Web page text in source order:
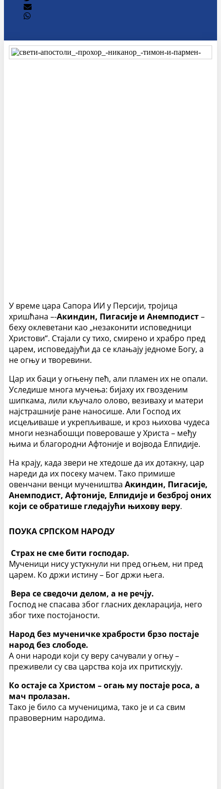
У време цара Сапора ИИ у Персији, тројица
хришћана –-Акиндин, Пигасије и Анемподист–
беху оклеветани као „незаконити исповедници
Христови“. Стајали су тихо, смирено и храбро пред
царем, исповедајући да се клањају једноме Богу, а
не огњу и творевини.
Цар их баци у огњену пећ, али пламен их не опали.
Уследише многа мучења: бијаху их гвозденим
шипкама, лили кључало олово, везиваху и матери
најстрашније ране наносише. Али Господ их
исцељиваше и укрепљиваше, и кроз њихова чудеса
многи незнабошци повероваше у Христа – међу
њима и благородни Афтоније и војвода Елпидије.
На крају, када звери не хтедоше да их дотакну, цар
нареди да их посеку мачем. Тако примише
овенчани венци мучеништва Акиндин, Пигасије,
Анемподист, Афтоније, Елпидије и безброј оних
који се обратише гледајући њихову веру.
ПОУКА СРПСКОМ НАРОДУ
Страх не сме бити господар.
Мученици нису устукнули ни пред огњем, ни пред
царем. Ко држи истину – Бог држи њега.
Вера се сведочи делом, а не речју.
Господ не спасава због гласних декларација, него
због тихе постојаности.
Народ без мученичке храбрости брзо постаје
народ без слободе.
А они народи који су веру сачували у огњу –
преживели су сва царства која их притискују.
Ко остаје са Христом – огањ му постаје роса, а
мач пролазан.
Тако је било са мученицима, тако је и са свим
правоверним народима.